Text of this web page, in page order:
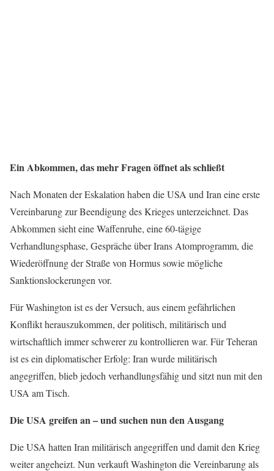
Ein Abkommen, das mehr Fragen öffnet als schließt
Nach Monaten der Eskalation haben die USA und Iran eine erste
Vereinbarung zur Beendigung des Krieges unterzeichnet. Das
Abkommen sieht eine Waffenruhe, eine 60-tägige
Verhandlungsphase, Gespräche über Irans Atomprogramm, die
Wiederöffnung der Straße von Hormus sowie mögliche
Sanktionslockerungen vor.
Für Washington ist es der Versuch, aus einem gefährlichen
Konflikt herauszukommen, der politisch, militärisch und
wirtschaftlich immer schwerer zu kontrollieren war. Für Teheran
ist es ein diplomatischer Erfolg: Iran wurde militärisch
angegriffen, blieb jedoch verhandlungsfähig und sitzt nun mit den
USA am Tisch.
Die USA greifen an – und suchen nun den Ausgang
Die USA hatten Iran militärisch angegriffen und damit den Krieg
weiter angeheizt. Nun verkauft Washington die Vereinbarung als